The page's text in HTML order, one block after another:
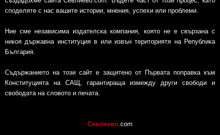
споделяте с нас вашите истории, мнения, успехи или проблеми.
Ние сме независима издателска компания, която не е свързана с
никоя държавна институция в или извън териториятя на Република
България.
Съдържанието на този сайт е защитено от Първата поправка към
Конституцията на САЩ, гарантираща измежду други свободи и
свободата на словото и печата.
Севлиево .com